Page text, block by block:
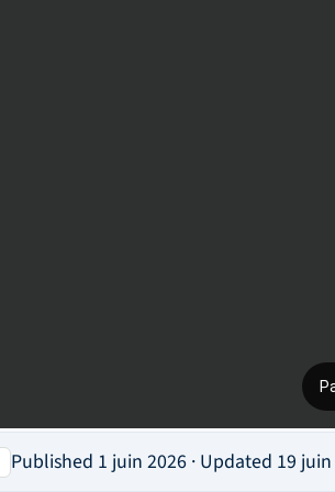
Published 1 juin 2026 · Updated 19